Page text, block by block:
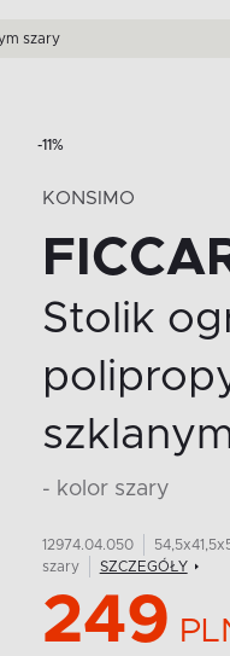
szary
-11%
KONSIMO
Stolik
- kolor szary
12974.04.050
szary
SZCZEGÓŁY
249